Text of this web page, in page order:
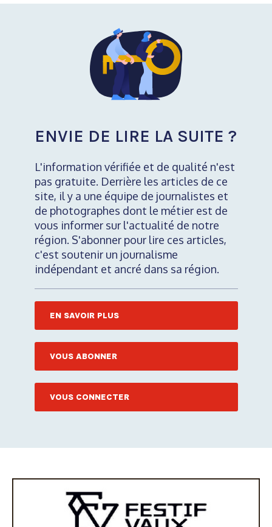
ENVIE DE LIRE LA SUITE ?
L'information vérifiée et de qualité n'est
pas gratuite. Derrière les articles de ce
site, il y a une équipe de journalistes et
de photographes dont le métier est de
vous informer sur l'actualité de notre
région. S'abonner pour lire ces articles,
c'est soutenir un journalisme
indépendant et ancré dans sa région.
EN SAVOIR PLUS
VOUS ABONNER
VOUS CONNECTER